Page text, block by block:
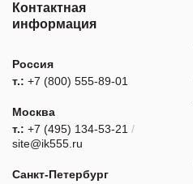
Контактная
информация
Россия
т.: +7 (800) 555-89-01
Москва
т.: +7 (495) 134-53-21 /
site@ik555.ru
Санкт-Петербург